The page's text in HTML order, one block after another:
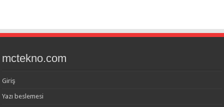
mctekno.com
Giriş
Yazı beslemesi